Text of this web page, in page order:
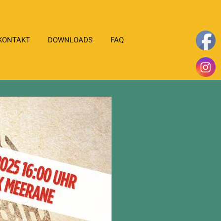
DOWNLOADS FAQ